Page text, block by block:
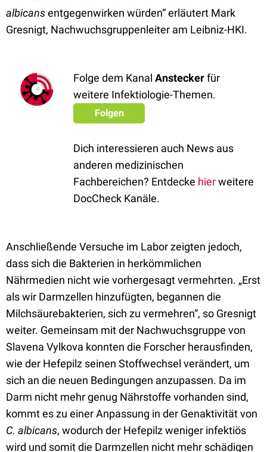
albicansentgegenwirken würden“ erläutert Mark
Gresnigt, Nachwuchsgruppenleiter am Leibniz-HKI.
Folge dem Kanal Ansteckerfür
weitere Infektiologie-Themen.
Folgen
Dich interessieren auch News aus
anderen medizinischen
Fachbereichen? Entdecke hierweitere
DocCheck Kanäle.
Anschließende Versuche im Labor zeigten jedoch,
dass sich die Bakterien in herkömmlichen
Nährmedien nicht wie vorhergesagt vermehrten. „Erst
als wir Darmzellen hinzufügten, begannen die
Milchsäurebakterien, sich zu vermehren“, so Gresnigt
weiter. Gemeinsam mit der Nachwuchsgruppe von
Slavena Vylkova konnten die Forscher herausfinden,
wie der Hefepilz seinen Stoffwechsel verändert, um
sich an die neuen Bedingungen anzupassen. Da im
Darm nicht mehr genug Nährstoffe vorhanden sind,
kommt es zu einer Anpassung in der Genaktivität von
C. albicans, wodurch der Hefepilz weniger infektiös
wird und somit die Darmzellen nicht mehr schädigen